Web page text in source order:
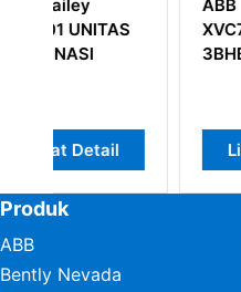
Detail
ABB TU849
Lihat
Produk
ABB
Bently Nevada